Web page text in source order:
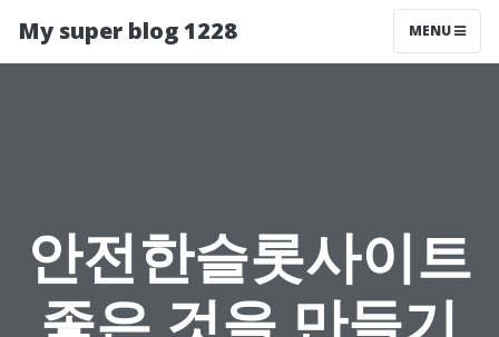
My super blog 1228 MENU
안전한슬롯사이트